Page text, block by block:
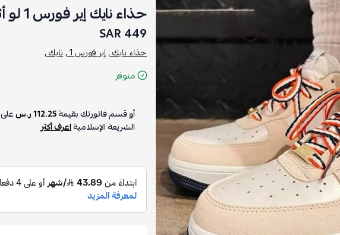
حذاء نايك إير فورس 1 لو أثليتيك كلوب سايل أورانج نافي
449 SAR
حذاء نايك ,إير فورس 1 , نايك ,
متوفر
أو قسم فاتورتك بقيمة112.25 ر.س على
الشريعة الإسلاميةاعرف أكثر